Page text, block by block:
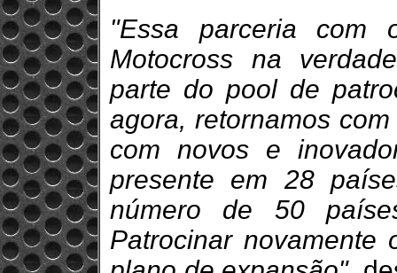
"Essa parceria com
Motocross na
parte do pool de
agora, retornamos
com novos e
presente em 28
número de 50
Patrocinar novamente